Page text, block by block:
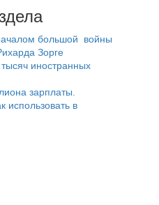
большой войны
Зорге
иностранных
зарплаты.
использовать в